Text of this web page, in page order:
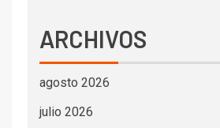
ARCHIVOS
agosto 2026
julio 2026